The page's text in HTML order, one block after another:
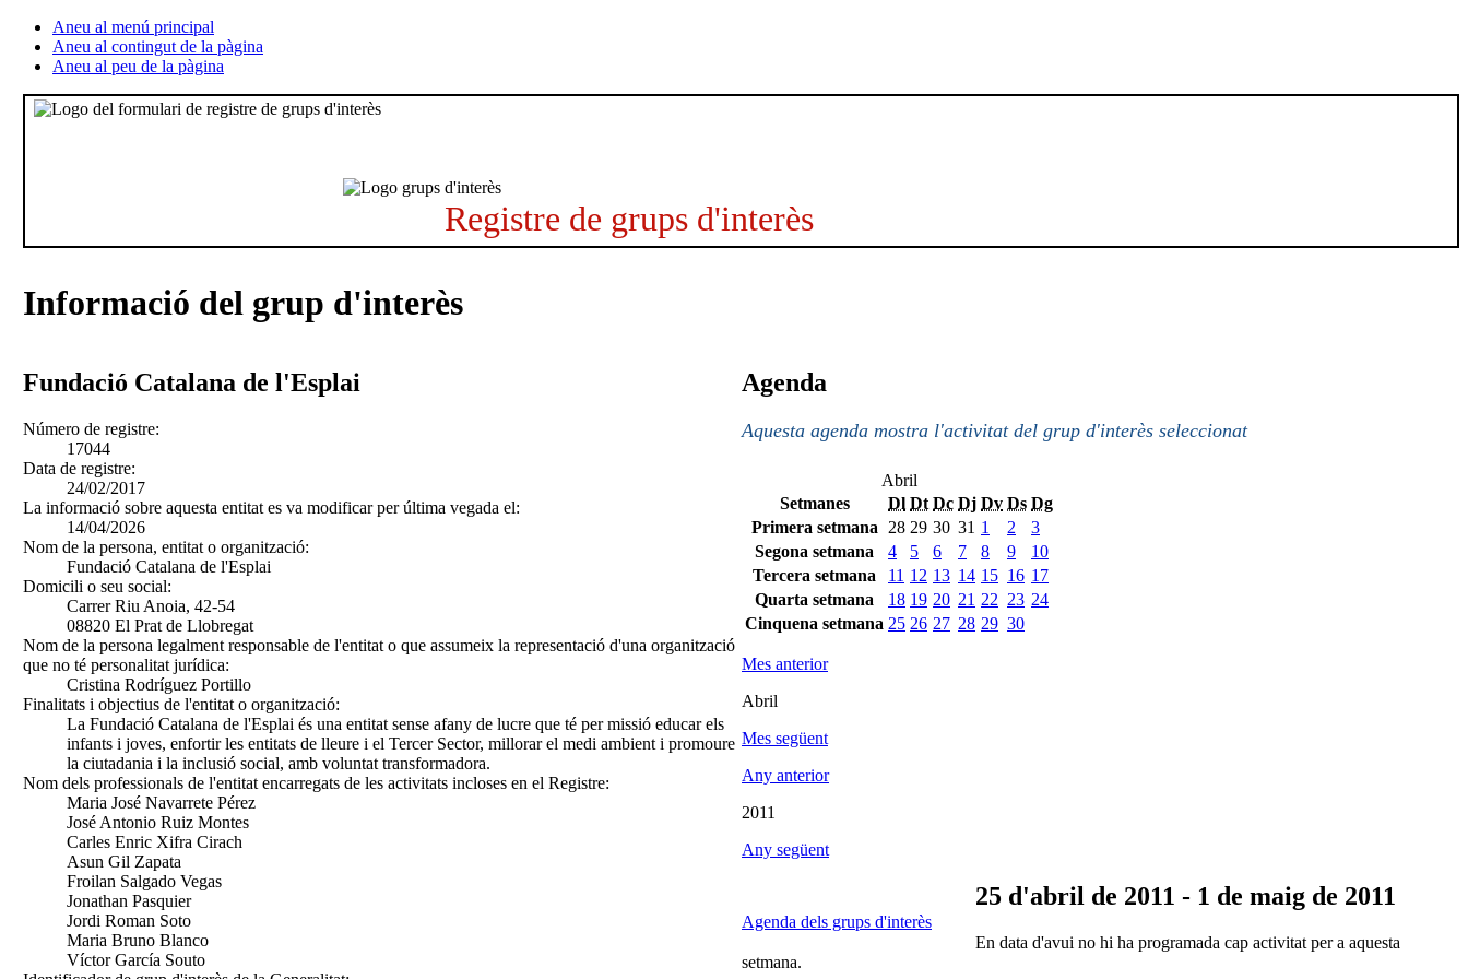
Aneu al menú principal
Aneu al contingut de la pàgina
Aneu al peu de la pàgina
Registre de grups d'interès
Informació del grup d'interès
Fundació Catalana de l'Esplai
Número de registre:
17044
Data de registre:
24/02/2017
La informació sobre aquesta entitat es va modificar per última vegada el:
14/04/2026
Nom de la persona, entitat o organització:
Fundació Catalana de l'Esplai
Domicili o seu social:
Carrer Riu Anoia, 42-54
08820 El Prat de Llobregat
Nom de la persona legalment responsable de l'entitat o que assumeix la representació d'una organització
que no té personalitat jurídica:
Cristina Rodríguez Portillo
Finalitats i objectius de l'entitat o organització:
La Fundació Catalana de l'Esplai és una entitat sense afany de lucre que té per missió educar els
infants i joves, enfortir les entitats de lleure i el Tercer Sector, millorar el medi ambient i promoure
la ciutadania i la inclusió social, amb voluntat transformadora.
Nom dels professionals de l'entitat encarregats de les activitats incloses en el Registre:
Maria José Navarrete Pérez
José Antonio Ruiz Montes
Carles Enric Xifra Cirach
Asun Gil Zapata
Froilan Salgado Vegas
Jonathan Pasquier
Jordi Roman Soto
Maria Bruno Blanco
Víctor García Souto
Agenda
Aquesta agenda mostra l'activitat del grup d'interès seleccionat
Abril
Setmanes
Dl Dt Dc Dj Dv Ds Dg
Primera setmana
28 29 30 31 1 2
3
Segona setmana
4 5 6 7 8 9
10
Tercera setmana
11 12 13 14 15 16 17
Quarta setmana
18 19 20 21 22 23 24
Cinquena setmana 25 26 27 28 29 30
Mes anterior
Abril
Mes següent
Any anterior
2011
Any següent
Agenda dels grups d'interès
25 d'abril de 2011 - 1 de maig de 2011
En data d'avui no hi ha programada cap activitat per a aquesta
setmana.